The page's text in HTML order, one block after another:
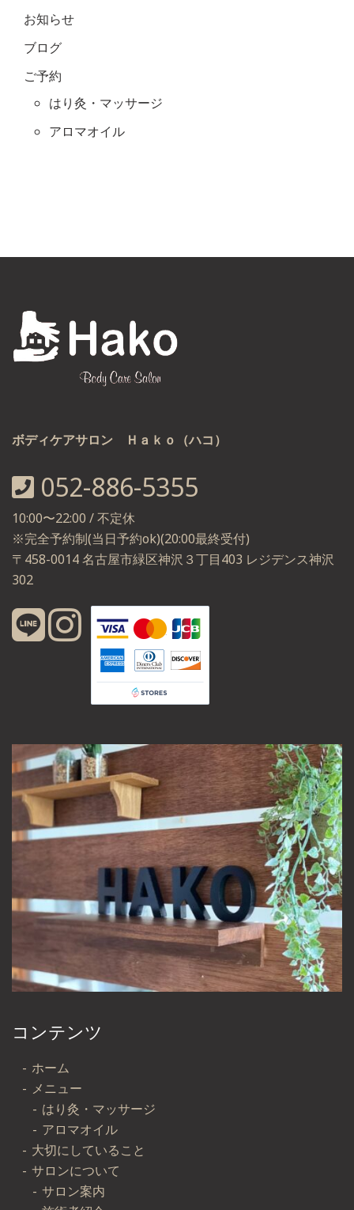
お知らせ
ブログ
ご予約
はり灸・マッサージ
アロマオイル
ボディケアサロン Ｈａｋｏ（ハコ）
052-886-5355
10:00〜22:00 / 不定休
※完全予約制(当日予約ok)(20:00最終受付)
〒458-0014 名古屋市緑区神沢３丁目403 レジデンス神沢
302
コンテンツ
ホーム
メニュー
はり灸・マッサージ
アロマオイル
大切にしていること
サロンについて
サロン案内